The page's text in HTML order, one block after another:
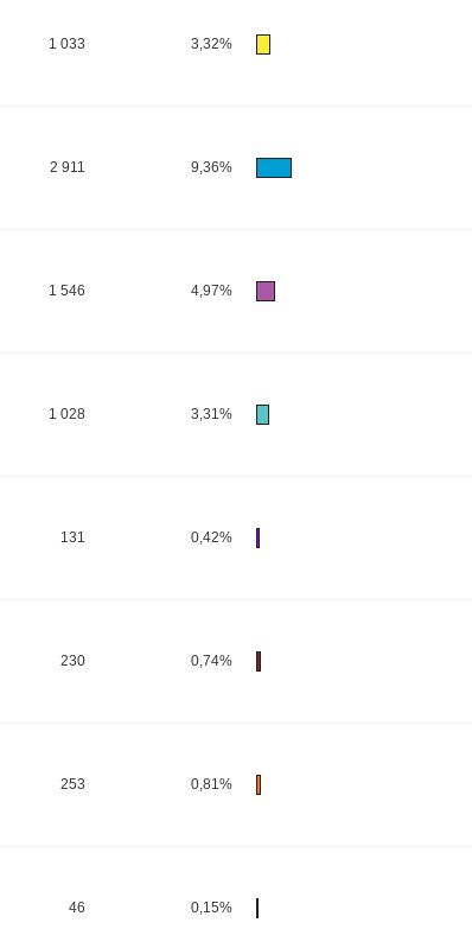
1 033 3,32%
2 911 9,36%
1 546 4,97%
1 028 3,31%
131 0,42%
230 0,74%
253 0,81%
46 0,15%